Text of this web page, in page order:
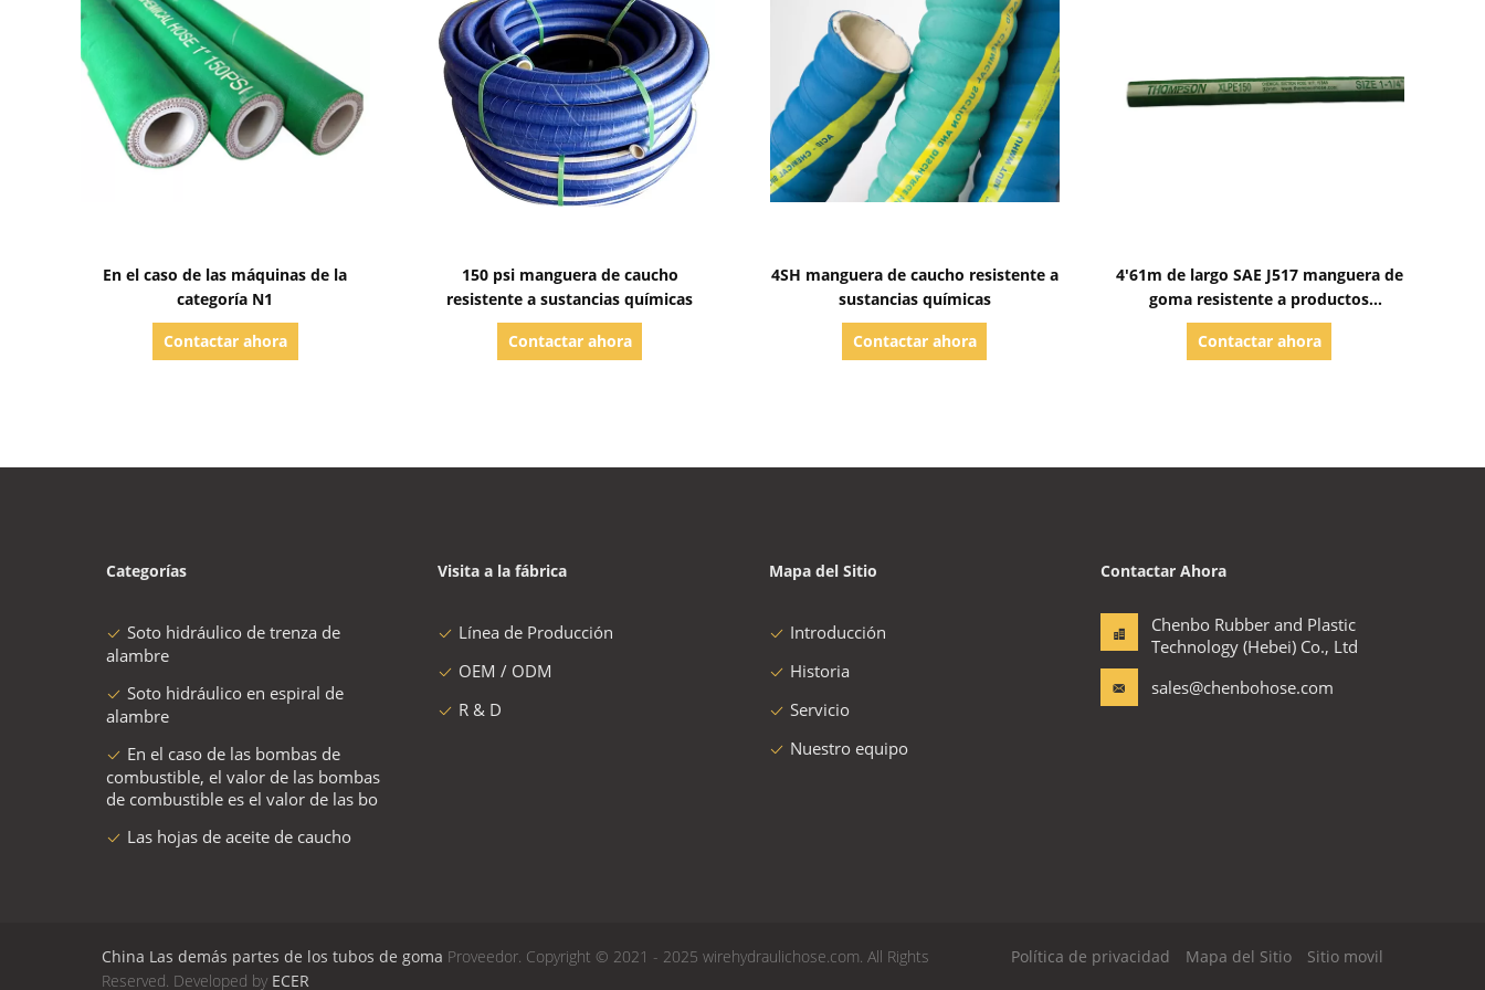
En el caso de las máquinas de la
categoría N1
Contactar ahora
150 psi manguera de caucho
resistente a sustancias químicas
Contactar ahora
4SH manguera de caucho resistente a
sustancias químicas
Contactar ahora
4'61m de largo SAE J517 manguera de
goma resistente a productos
químicos
Contactar ahora
Categorías
Soto hidráulico de trenza de
alambre
Soto hidráulico en espiral de
alambre
En el caso de las bombas de
combustible, el valor de las bombas
de combustible es el valor de las bo
Las hojas de aceite de caucho
Visita a la fábrica
Línea de Producción
OEM / ODM
R & D
Mapa del Sitio
Introducción
Historia
Servicio
Nuestro equipo
Contactar Ahora
Chenbo Rubber and Plastic
Technology (Hebei) Co., Ltd
sales@chenbohose.com
Política de privacidad Mapa del Sitio Sitio movil
China Las demás partes de los tubos de goma Proveedor. Copyright © 2021 - 2025 wirehydraulichose.com. All Rights
Reserved. Developed by ECER